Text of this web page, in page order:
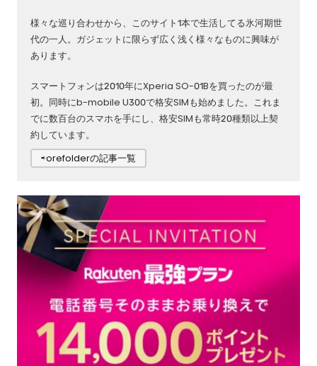
様々な巡り合わせから、このサイト1本で生活してる氷河期世
代の一人。ガジェットに限らず広く浅く様々なものに興味が
あります。
スマートフォンは2010年にXperia SO-01Bを買ったのが最
初。同時にb-mobile U300で格安SIMも始めました。これま
でに数百台のスマホを手にし、格安SIMも常時20種類以上契
約しています。
⇨orefolderの記事一覧